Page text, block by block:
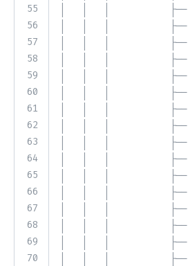
55
56
57
58
59
60
61
62
63
64
65
66
67
68
69
70
│   │   │           ├──
│   │   │           ├──
│   │   │           ├──
│   │   │           ├──
│   │   │           ├──
│   │   │           ├──
│   │   │           ├──
│   │   │           ├──
│   │   │           ├──
│   │   │           ├──
│   │   │           ├──
│   │   │           ├──
│   │   │           ├──
│   │   │           ├──
│   │   │           ├──
│   │   │           ├──